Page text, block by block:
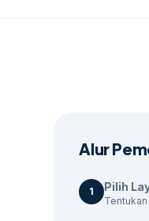
Alur
1 Pilih